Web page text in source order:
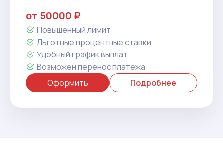
от 50000 ₽
Повышенный лимит
Льготные процентные ставки
Удобный график выплат
Возможен перенос платежа
Оформить
Подробнее